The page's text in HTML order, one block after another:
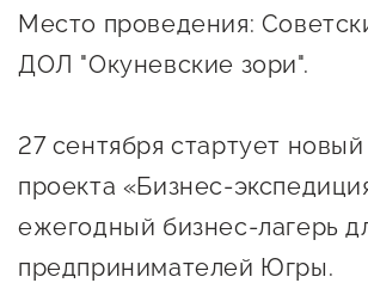
Мероприятия
Онлайн-витрина продукции
Бизнес Югра"
Место проведения:
ДОЛ "Окуневские зори".
27 сентября стартует
проекта «Бизнес-
ежегодный бизнес-лагерь
предпринимателей Югры.